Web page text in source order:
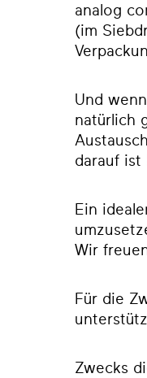
analog
(im
Und
natürlich
darauf ist
Ein
Wir
Für die
Zwecks